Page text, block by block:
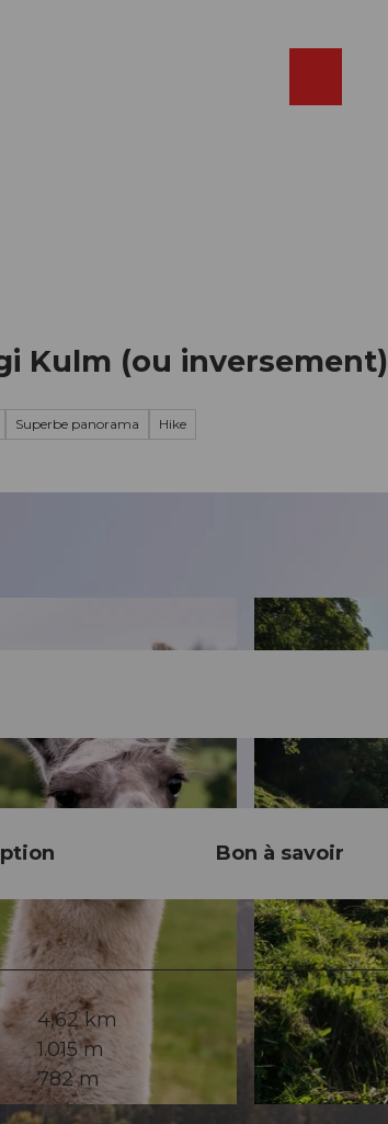
Kulm (ou inversement)
Superbe panorama Hike
Bon à savoir
4,62 km
1.015 m
782 m